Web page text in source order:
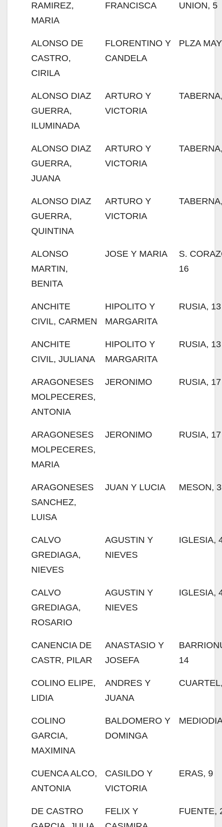
RAMIREZ,
MARIA
FRANCISCA
UNION, 5
ALONSO DE
CASTRO,
CIRILA
FLORENTINO Y
CANDELA
PLZA
ALONSO DIAZ
GUERRA,
ILUMINADA
ARTURO Y
VICTORIA
ALONSO DIAZ
GUERRA,
JUANA
ARTURO Y
VICTORIA
ALONSO DIAZ
GUERRA,
QUINTINA
ARTURO Y
VICTORIA
ALONSO
MARTIN,
BENITA
JOSE Y MARIA
S.
16
ANCHITE
CIVIL, CARMEN
HIPOLITO Y
MARGARITA
RUSIA, 13
ANCHITE
CIVIL, JULIANA
HIPOLITO Y
MARGARITA
RUSIA, 13
ARAGONESES
MOLPECERES,
ANTONIA
JERONIMO RUSIA, 17
ARAGONESES
MOLPECERES,
MARIA
JERONIMO RUSIA, 17
ARAGONESES
SANCHEZ,
LUISA
JUAN Y LUCIA MESON, 3
CALVO
GREDIAGA,
NIEVES
AGUSTIN Y
NIEVES
IGLESIA,
CALVO
GREDIAGA,
ROSARIO
AGUSTIN Y
NIEVES
IGLESIA,
CANENCIA DE
CASTR, PILAR
ANASTASIO Y
JOSEFA
14
COLINO ELIPE,
LIDIA
ANDRES Y
JUANA
COLINO
GARCIA,
MAXIMINA
BALDOMERO Y
DOMINGA
CUENCA ALCO,
ANTONIA
CASILDO Y
VICTORIA
ERAS, 9
DE CASTRO
FELIX Y
FUENTE,